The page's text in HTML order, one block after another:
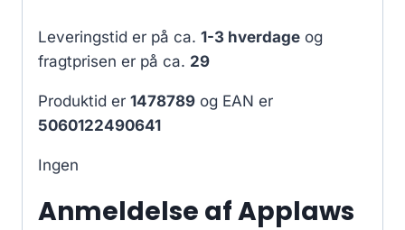
Leveringstid er på ca. 1-3 hverdage og
fragtprisen er på ca. 29
Produktid er 1478789 og EAN er
5060122490641
Ingen
Anmeldelse af Applaws